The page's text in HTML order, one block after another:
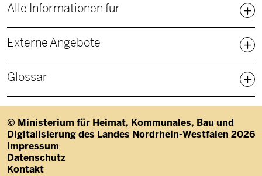
Alle Informationen für
Externe Angebote
Glossar
© Ministerium für Heimat, Kommunales, Bau und
Digitalisierung des Landes Nordrhein-Westfalen 2026
Fußzeile
Impressum
Datenschutz
Kontakt